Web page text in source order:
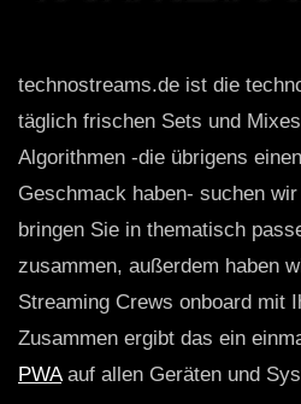
technostreams.de ist die
täglich frischen Sets und
Algorithmen -die übrigens
Geschmack haben- suchen
bringen Sie in thematisch
zusammen, außerdem haben
Streaming Crews onboard mit
Zusammen ergibt das ein
PWAauf allen Geräten und